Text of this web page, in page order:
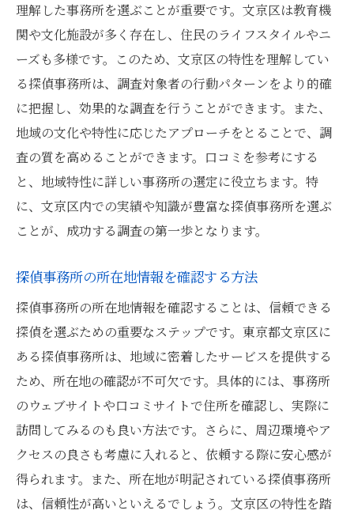
文京区の地域特性を活用する探偵事務所の
探し方
地域密着型探偵事務所の選定基準
文京区における探偵事務所の強みとは
地域情報を活かした調査力の評価方法
探偵業務における地域対応力の重要性
文京区の特性に適した調査サービスを選ぶ
文京区で探偵事務所を選ぶ際の重要な評価ポイ
ント
料金とサービス内容のバランスを評価する
信頼性を確認するための質問リスト
探偵事務所の認可と資格確認の重要性
調査報告の質を評価する方法
探偵事務所の顧客サービスの評価基準
口コミから探る信頼できる探偵事務所の見つけ
方
口コミサイトでの評価の見方
実際の利用者の声を参考にする
理解した事務所を選ぶことが重要です。文京区は教育機
関や文化施設が多く存在し、住民のライフスタイルやニ
ーズも多様です。このため、文京区の特性を理解してい
る探偵事務所は、調査対象者の行動パターンをより的確
に把握し、効果的な調査を行うことができます。また、
地域の文化や特性に応じたアプローチをとることで、調
査の質を高めることができます。口コミを参考にする
と、地域特性に詳しい事務所の選定に役立ちます。特
に、文京区内での実績や知識が豊富な探偵事務所を選ぶ
ことが、成功する調査の第一歩となります。
探偵事務所の所在地情報を確認する方法
探偵事務所の所在地情報を確認することは、信頼できる
探偵を選ぶための重要なステップです。東京都文京区に
ある探偵事務所は、地域に密着したサービスを提供する
ため、所在地の確認が不可欠です。具体的には、事務所
のウェブサイトや口コミサイトで住所を確認し、実際に
訪問してみるのも良い方法です。さらに、周辺環境やア
クセスの良さも考慮に入れると、依頼する際に安心感が
得られます。また、所在地が明記されている探偵事務所
は、信頼性が高いといえるでしょう。文京区の特性を踏